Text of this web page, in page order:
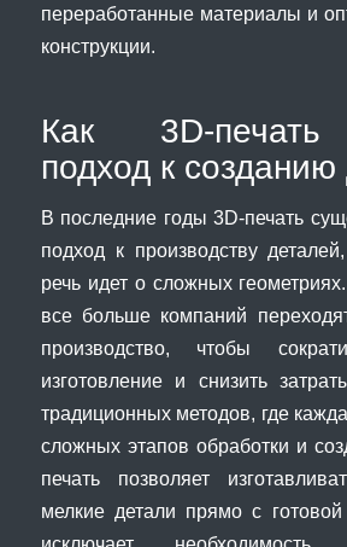
переработанные материалы и
конструкции.
Как 3D-
подход к созданию
В последние годы 3D-печать
подход к производству
речь идет о сложных
все больше компаний
производство, чтобы
изготовление и снизить
традиционных методов, где
сложных этапов обработки и
печать позволяет
мелкие детали прямо с готовой